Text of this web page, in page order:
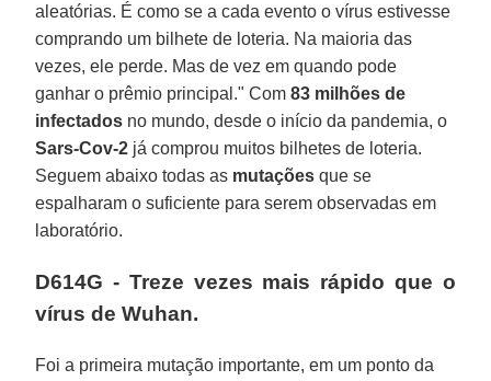
aleatórias. É como se a cada evento o vírus estivesse
comprando um bilhete de loteria. Na maioria das
vezes, ele perde. Mas de vez em quando pode
ganhar o prêmio principal." Com83 milhões de
infectados no mundo, desde o início da pandemia, o
Sars-Cov-2 já comprou muitos bilhetes de loteria.
Seguem abaixo todas as mutações que se
espalharam o suficiente para serem observadas em
laboratório.
D614G - Treze vezes mais rápido que o
vírus de Wuhan.
Foi a primeira mutação importante, em um ponto da